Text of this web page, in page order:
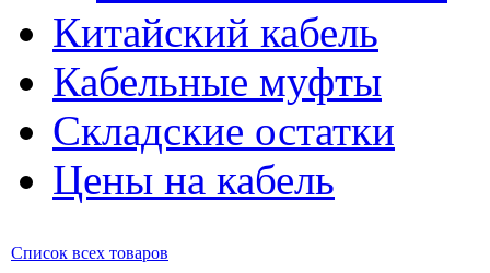
Китайский кабель
Кабельные муфты
Складские остатки
Цены на кабель
Список всех товаров